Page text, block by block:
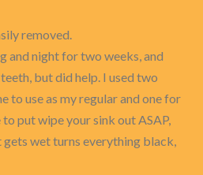
removed.
and night for two weeks, and
but did help. I used two
to use as my regular and one for
put wipe your sink out ASAP,
gets wet turns everything black,